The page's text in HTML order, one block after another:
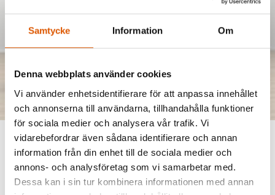
Samtycke Information Om
Denna webbplats använder cookies
Vi använder enhetsidentifierare för att anpassa innehållet
och annonserna till användarna, tillhandahålla funktioner
för sociala medier och analysera vår trafik. Vi
vidarebefordrar även sådana identifierare och annan
information från din enhet till de sociala medier och
annons- och analysföretag som vi samarbetar med.
Dessa kan i sin tur kombinera informationen med annan
TT121598
Skrivbord, efter dina behov..
0kr